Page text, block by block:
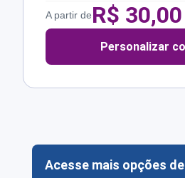
A partir deR$ 30,00
Personalizar
Acesse mais opções